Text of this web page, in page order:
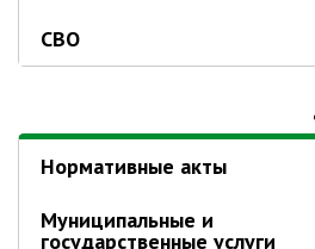
СВО
Нормативные акты
Муниципальные и
государственные услуги